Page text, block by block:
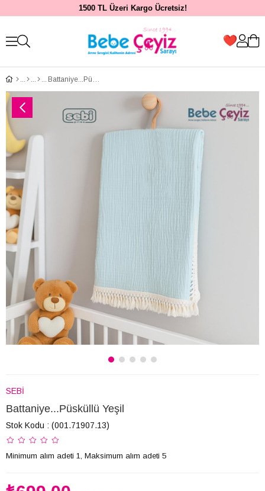
1500 TL Üzeri Kargo Ücretsiz!
Battaniye...Püsküllü Yeşil
SEBİ
Battaniye...Püsküllü Yeşil
Stok Kodu (001.71907.13)
Minimum alım adeti 1, Maksimum alım adeti 5